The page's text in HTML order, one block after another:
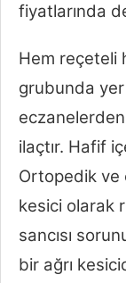
fiyatlarında
Hem reçeteli
grubunda
ilaçtır. Hafif
Ortopedik ve
kesici olarak
sancısı
bir ağrı